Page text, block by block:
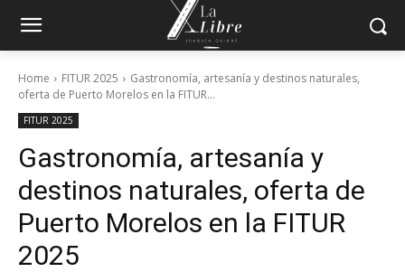
Home FITUR 2025
Gastronomía, artesanía y destinos naturales,
oferta de Puerto Morelos en la FITUR...
FITUR 2025
Gastronomía, artesanía y
destinos naturales, oferta de
Puerto Morelos en la FITUR
2025